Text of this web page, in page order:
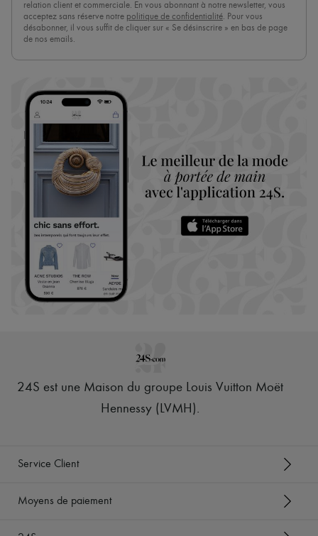
relation client et commerciale. En vous abonnant à notre newsletter, vous
acceptez sans réserve notre politique de confidentialité. Pour vous
désabonner, il vous suffit de cliquer sur « Se désinscrire » en bas de page
de nos emails.
24S est une Maison du groupe Louis Vuitton Moët
Hennessy (LVMH).
Service Client
Moyens de paiement